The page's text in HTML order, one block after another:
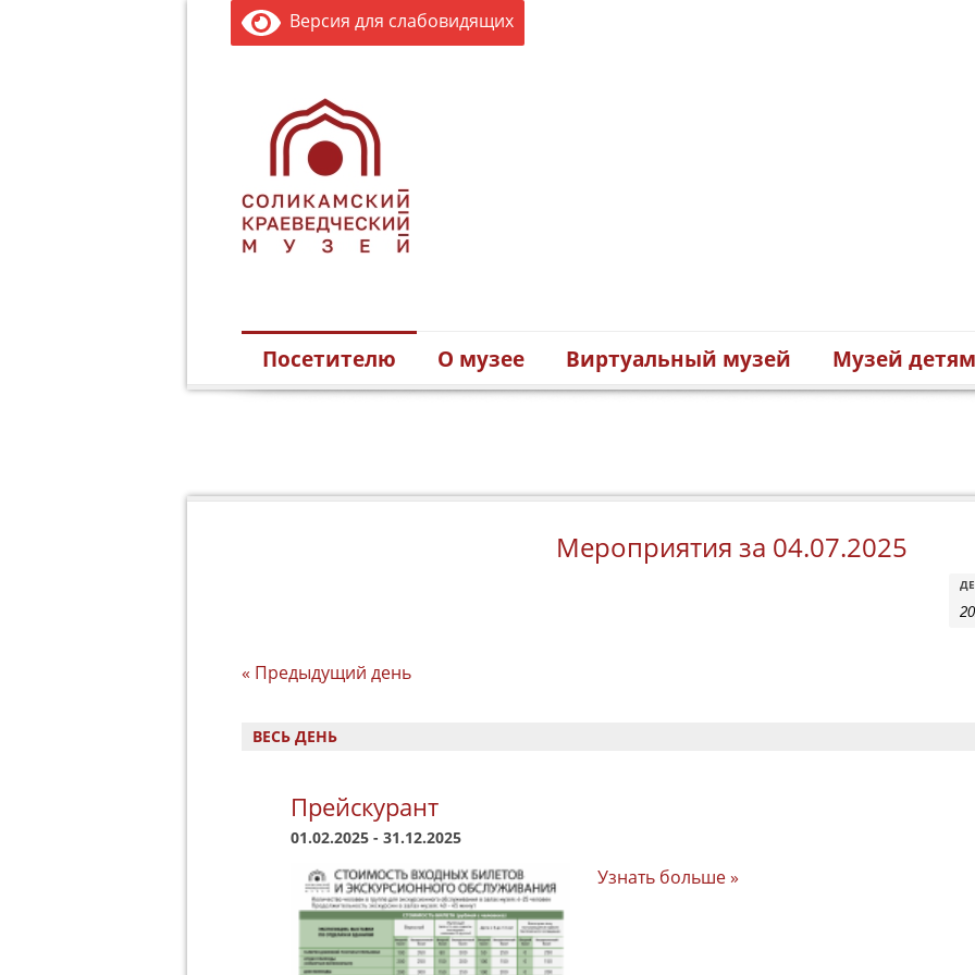
Версия для слабовидящих
Посетителю О музее Виртуальный музей Музей детям
Мероприятия за 04.07.2025
« Предыдущий день
ВЕСЬ ДЕНЬ
Прейскурант
01.02.2025 - 31.12.2025
Узнать больше »